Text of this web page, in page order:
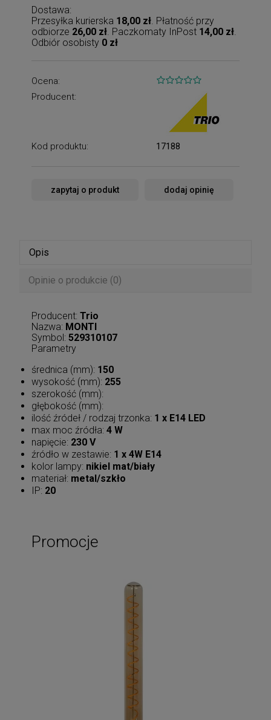
Dostawa:
Przesyłka kurierska 18,00 zł . Płatność przy
odbiorze 26,00 zł . Paczkomaty InPost 14,00 zł
Odbiór osobisty 0 zł
Ocena:
Producent:
Kod produktu: 17188
zapytaj o produkt dodaj opinię
Opis
Opinie o produkcie (0)
Producent: Trio
Nazwa: MONTI
Symbol: 529310107
Parametry
średnica (mm): 150
wysokość (mm): 255
szerokość (mm):
głębokość (mm):
ilość źródeł / rodzaj trzonka: 1 x E14 LED
max moc źródła: 4 W
napięcie: 230 V
źródło w zestawie: 1 x 4W E14
kolor lampy: nikiel mat/biały
materiał: metal/szkło
IP: 20
Promocje